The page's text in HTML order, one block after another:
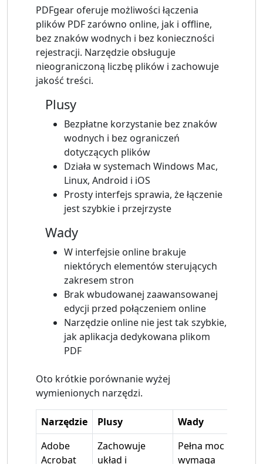
PDFgear oferuje możliwości łączenia
plików PDF zarówno online, jak i offline,
bez znaków wodnych i bez konieczności
rejestracji. Narzędzie obsługuje
nieograniczoną liczbę plików i zachowuje
jakość treści.
Plusy
Bezpłatne korzystanie bez znaków
wodnych i bez ograniczeń
dotyczących plików
Działa w systemach Windows Mac,
Linux, Android i iOS
Prosty interfejs sprawia, że ​​łączenie
jest szybkie i przejrzyste
Wady
W interfejsie online brakuje
niektórych elementów sterujących
zakresem stron
Brak wbudowanej zaawansowanej
edycji przed połączeniem online
Narzędzie online nie jest tak szybkie,
jak aplikacja dedykowana plikom
PDF
Oto krótkie porównanie wyżej
wymienionych narzędzi.
Narzędzie Plusy
Wady
Adobe
Acrobat
Zachowuje
układ i
Pełna moc
wymaga